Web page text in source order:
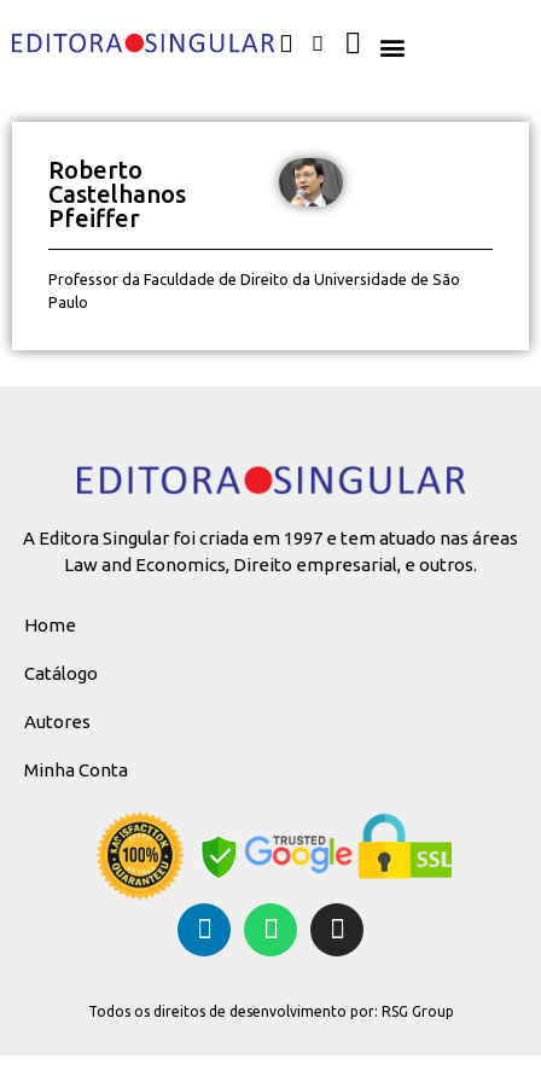
Roberto
Castelhanos
Pfeiffer
Professor da Faculdade de Direito da Universidade de São
Paulo
A Editora Singular foi criada em 1997 e tem atuado nas áreas
Law and Economics, Direito empresarial, e outros.
Home
Catálogo
Autores
Minha Conta
Todos os direitos de desenvolvimento por: RSG Group